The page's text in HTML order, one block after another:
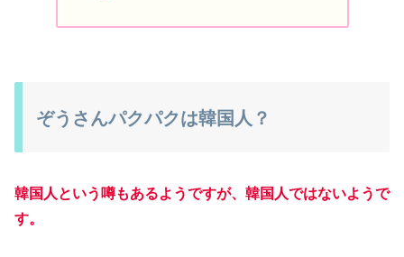
ぞうさんパクパクは韓国人？
韓国人という噂もあるようですが、韓国人ではないようで
す。